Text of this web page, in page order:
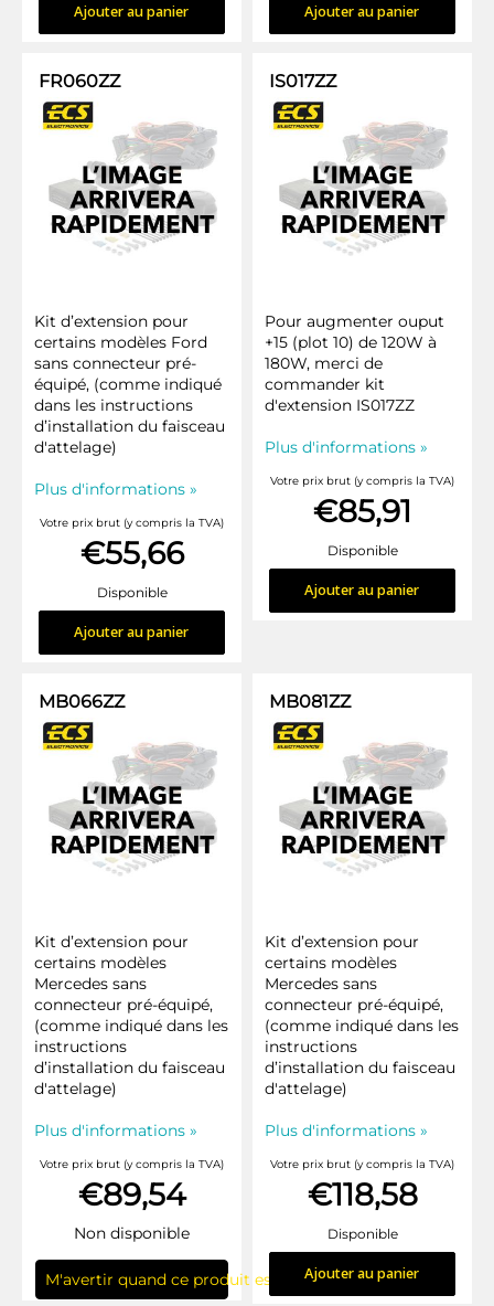
Ajouter au panier Ajouter au panier
FR060ZZ
Kit d’extension pour
certains modèles Ford
sans connecteur pré-
équipé, (comme indiqué
dans les instructions
d’installation du faisceau
d'attelage)
Plus d'informations »
Votre prix brut (y compris la TVA)
€55,66
Disponible
Ajouter au panier
IS017ZZ
Pour augmenter ouput
+15 (plot 10) de 120W à
180W, merci de
commander kit
d'extension IS017ZZ
Plus d'informations »
Votre prix brut (y compris la TVA)
€85,91
Disponible
Ajouter au panier
MB066ZZ
Kit d’extension pour
certains modèles
Mercedes sans
connecteur pré-équipé,
(comme indiqué dans les
instructions
d’installation du faisceau
d'attelage)
Plus d'informations »
Votre prix brut (y compris la TVA)
€89,54
Non disponible
M'avertir quand ce produit est en stock
MB081ZZ
Kit d’extension pour
certains modèles
Mercedes sans
connecteur pré-équipé,
(comme indiqué dans les
instructions
d’installation du faisceau
d'attelage)
Plus d'informations »
Votre prix brut (y compris la TVA)
€118,58
Disponible
Ajouter au panier